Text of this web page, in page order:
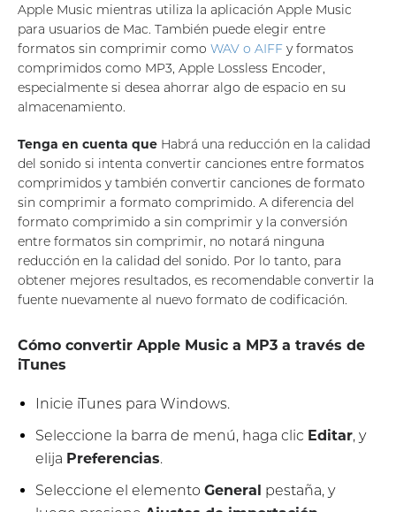
Apple Music mientras utiliza la aplicación Apple Music
para usuarios de Mac. También puede elegir entre
formatos sin comprimir como WAV o AIFF y formatos
comprimidos como MP3, Apple Lossless Encoder,
especialmente si desea ahorrar algo de espacio en su
almacenamiento.
Tenga en cuenta que Habrá una reducción en la calidad
del sonido si intenta convertir canciones entre formatos
comprimidos y también convertir canciones de formato
sin comprimir a formato comprimido. A diferencia del
formato comprimido a sin comprimir y la conversión
entre formatos sin comprimir, no notará ninguna
reducción en la calidad del sonido. Por lo tanto, para
obtener mejores resultados, es recomendable convertir la
fuente nuevamente al nuevo formato de codificación.
Cómo convertir Apple Music a MP3 a través de
iTunes
Inicie iTunes para Windows.
Seleccione la barra de menú, haga clic Editar, y
elija Preferencias.
Seleccione el elemento General pestaña, y